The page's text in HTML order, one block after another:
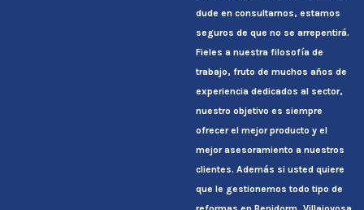
dude en consultarnos, estamos
seguros de que no se arrepentirá.
Fieles a nuestra filosofía de
trabajo, fruto de muchos años de
experiencia dedicados al sector,
nuestro objetivo es siempre
ofrecer el mejor producto y el
mejor asesoramiento a nuestros
clientes. Además si usted quiere
que le gestionemos todo tipo de